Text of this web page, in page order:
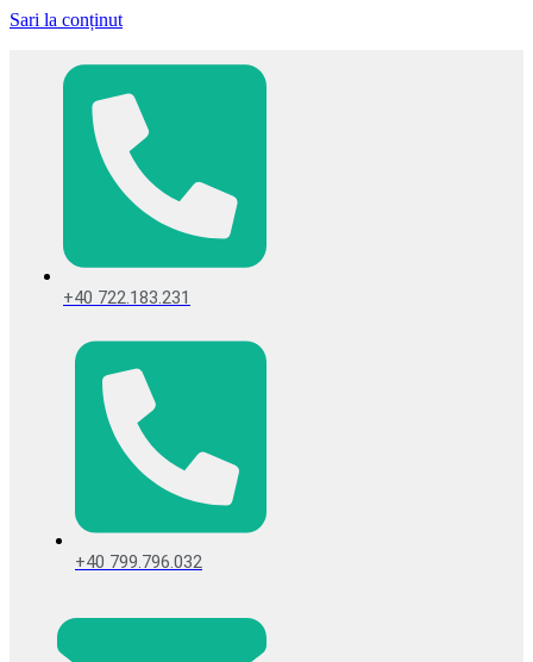
Sari la conținut
+40 722.183.231
+40 799.796.032